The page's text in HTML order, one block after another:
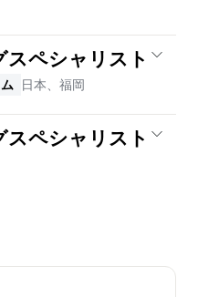
ペシャリスト
日本、福岡
ペシャリスト